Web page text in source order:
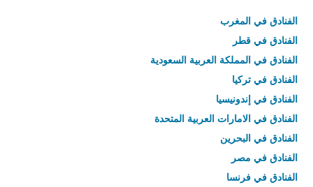
الفنادق في المغرب
الفنادق في قطر
الفنادق في المملكة العربية السعودية
الفنادق في تركيا
الفنادق في إندونيسيا
الفنادق في الامارات العربية المتحدة
الفنادق في البحرين
الفنادق في مصر
الفنادق في فرنسا